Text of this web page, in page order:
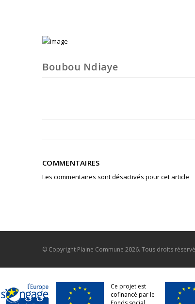
Boubou Ndiaye
COMMENTAIRES
Les commentaires sont désactivés pour cet article
© Copyright Plaine Commune 2026. Tous droits
Ce projet est
cofinancé par le